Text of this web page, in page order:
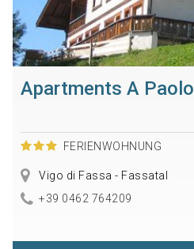
Apartments A Paolo
FERIENWOHNUNG
Vigo di Fassa - Fassatal
+39 0462 764209